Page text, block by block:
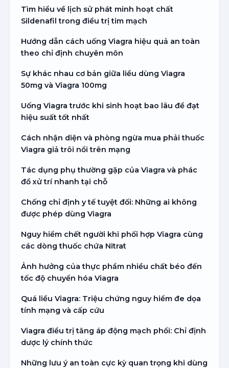
Tìm hiểu về lịch sử phát minh hoạt chất
Sildenafil trong điều trị tim mạch
Hướng dẫn cách uống Viagra hiệu quả an toàn
theo chỉ định chuyên môn
Sự khác nhau cơ bản giữa liều dùng Viagra
50mg và Viagra 100mg
Uống Viagra trước khi sinh hoạt bao lâu để đạt
hiệu suất tốt nhất
Cách nhận diện và phòng ngừa mua phải thuốc
Viagra giả trôi nổi trên mạng
Tác dụng phụ thường gặp của Viagra và phác
đồ xử trí nhanh tại chỗ
Chống chỉ định y tế tuyệt đối: Những ai không
được phép dùng Viagra
Nguy hiểm chết người khi phối hợp Viagra cùng
các dòng thuốc chứa Nitrat
Ảnh hưởng của thực phẩm nhiều chất béo đến
tốc độ chuyển hóa Viagra
Quá liều Viagra: Triệu chứng nguy hiểm đe dọa
tính mạng và cấp cứu
Viagra điều trị tăng áp động mạch phổi: Chỉ định
dược lý chính thức
Những lưu ý an toàn cực kỳ quan trọng khi dùng